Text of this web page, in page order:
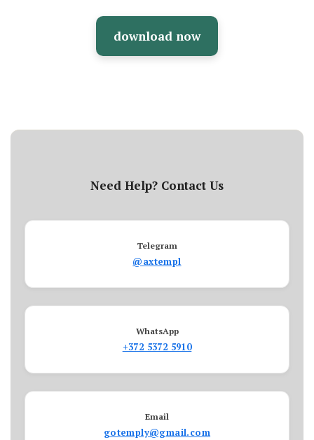
download now
Need Help? Contact Us
Telegram
@axtempl
WhatsApp
+372 5372 5910
Email
gotemply@gmail.com